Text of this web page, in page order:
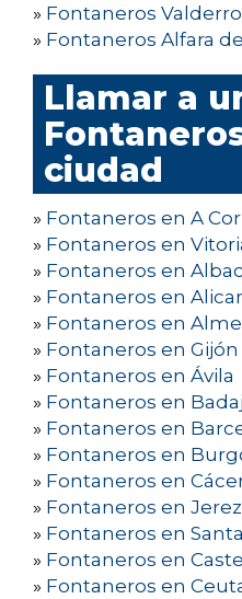
» Fontaneros
» Fontaneros Alfara
Llamar a
ciudad
» Fontaneros en A
» Fontaneros en
» Fontaneros en
» Fontaneros en
» Fontaneros en
» Fontaneros en Gijón
» Fontaneros en Ávila
» Fontaneros en
» Fontaneros en
» Fontaneros en
» Fontaneros en
» Fontaneros en
» Fontaneros en
» Fontaneros en
» Fontaneros en